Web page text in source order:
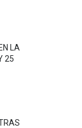
LA
25